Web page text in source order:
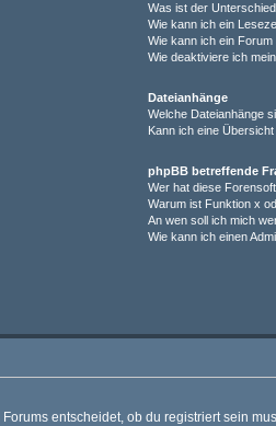
Was ist der
Wie kann ich ein
Wie kann ich ein Forum
Wie deaktiviere ich
Dateianhänge
Welche Dateianhänge
Kann ich eine
phpBB betreffende
Wer hat diese
Warum ist Funktion x
An wen soll ich mich
Wie kann ich einen
entscheidet, ob du registriert sein